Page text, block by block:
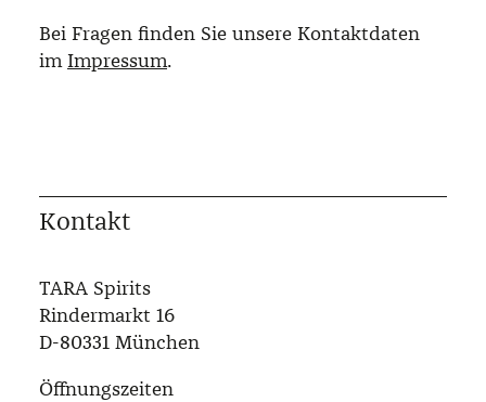
Bei Fragen finden Sie unsere Kontaktdaten
imImpressum.
Kontakt
TARA Spirits
Rindermarkt 16
D-80331 München
Öffnungszeiten